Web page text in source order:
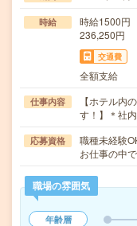
時給
時給1500円
236,250円
交通費
全額支給
仕事内容
【ホテル内
す！】＊社
応募資格
職種未経験
お仕事の中
職場の雰囲気
年齢層